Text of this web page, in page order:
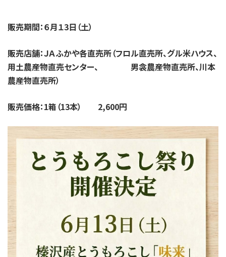
販売期間：６月１3日（土）
販売店舗：ＪＡふかや各直売所（フロル直売所、グル米ハウス、
用土農産物直売センター、 男衾農産物直売所、川本
農産物直売所）
販売価格：1箱（13本） 2,600円